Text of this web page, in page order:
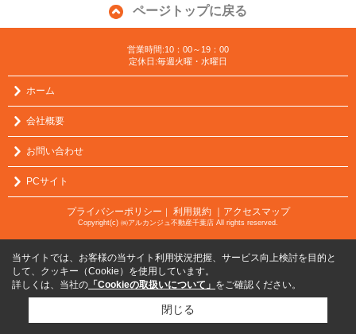
ページトップに戻る
営業時間:10：00～19：00
定休日:毎週火曜・水曜日
ホーム
会社概要
お問い合わせ
PCサイト
プライバシーポリシー 利用規約 ｜アクセスマップ
Copyright(c) ㈱アルカンジュ不動産千葉店 All rights reserved.
当サイトでは、お客様の当サイト利用状況把握、サービス向上検討を目的と
して、クッキー（Cookie）を使用しています。
詳しくは、当社の 「Cookieの取扱いについて」 をご確認ください。
閉じる